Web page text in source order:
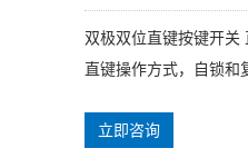
双极双位直键按键开关
直键操作方式，自锁和
立即咨询